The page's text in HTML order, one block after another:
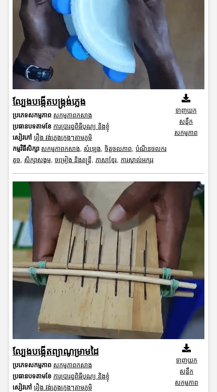
ល្បែងបង្កើតបង្ក្រង់ភ្លេង
ប្រភេទសកម្មភាព សកម្មភាពកសាង
ប្រធានបទតាមខែ ការប្រារព្ធពិធីបុណ្យ និងខ្ញុំ
សៀវភៅ រឿង វង់ភ្លេងក្មេងៗតាមភូមិ
កម្មវិធីសិក្សា សកម្មភាពកសាង សំឡេង ចិត្តចលភាព បំណិនចលករ
តូច
សិក្សាសង្គម, ចម្រៀង និងតន្ត្រី ភាសាខ្មែរ, ការស្គាល់អក្សរ
ទាញយក
សន្លឹក
សកម្មភាព
ល្បែងបង្កើតព្យាណូម្រាមដៃ
ប្រភេទសកម្មភាព សកម្មភាពកសាង
ប្រធានបទតាមខែ ការប្រារព្ធពិធីបុណ្យ និងខ្ញុំ
សៀវភៅ រឿង វង់ភ្លេងក្មេងៗតាមភូមិ
ទាញយក
សន្លឹក
សកម្មភាព